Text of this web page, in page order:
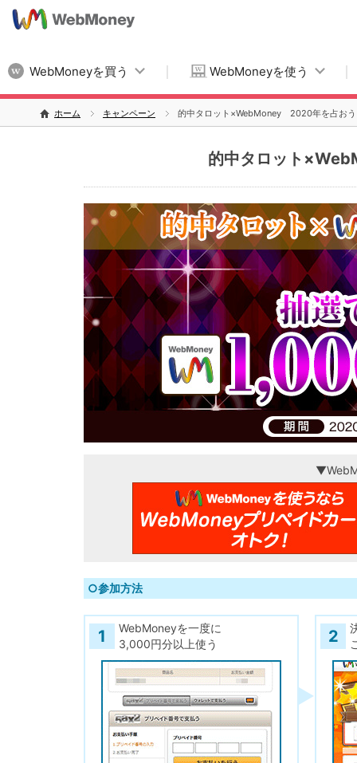
WebMoneyを買う WebMoneyを使う
ホーム キャンペーン 的中タロット×WebMoney 2020年を占おう
的中タロット
○参加方法
1
WebMoneyを一度に
3,000円分以上使う
2